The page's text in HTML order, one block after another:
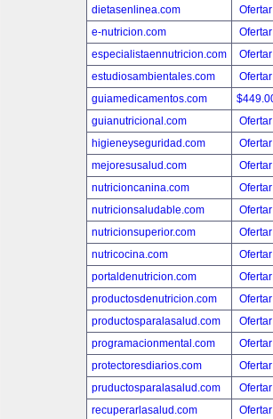
dietasenlinea.com
e-nutricion.com
especialistaennutricion.com
estudiosambientales.com
guiamedicamentos.com
guianutricional.com
higieneyseguridad.com
mejoresusalud.com
nutricioncanina.com
nutricionsaludable.com
nutricionsuperior.com
nutricocina.com
portaldenutricion.com
productosdenutricion.com
productosparalasalud.com
programacionmental.com
protectoresdiarios.com
pruductosparalasalud.com
recuperarlasalud.com